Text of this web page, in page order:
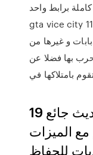
2,156 زيارة تتميز تحميل لعبة جاتا 11 كاملة برابط واحد
gta vice city 11 مضغوطة بمساحة 240 ميجا بعدد كبير
و غيرها من
بها فضلا عن
بامتلاكها في
19 أيار (مايو) 2019 يتم تحديث جائع
مع الميزات
للحفاظ